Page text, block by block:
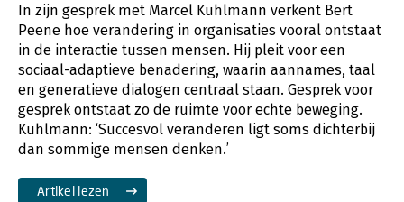
In zijn gesprek met Marcel Kuhlmann verkent Bert
Peene hoe verandering in organisaties vooral ontstaat
in de interactie tussen mensen. Hij pleit voor een
sociaal-adaptieve benadering, waarin aannames, taal
en generatieve dialogen centraal staan. Gesprek voor
gesprek ontstaat zo de ruimte voor echte beweging.
Kuhlmann: ‘Succesvol veranderen ligt soms dichterbij
dan sommige mensen denken.’
Artikel lezen